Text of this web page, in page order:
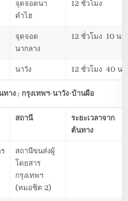
จุดจอดนา
คำไฮ
12 ชั่วโมง
จุดจอด
นากลาง
12 ชั่วโมง 10 นา
นาวัง 12 ชั่วโมง 40 น
าง : กรุงเทพฯ-นาวัง-บ้านผือ
สถานี
ระยะเวลาจาก
ต้นทาง
สถานีขนส่งผู้
โดยสาร
กรุงเทพฯ
(หมอชิต 2)